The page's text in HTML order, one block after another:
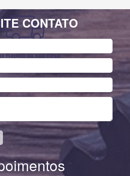
Rápida na sua casa
CONTATO